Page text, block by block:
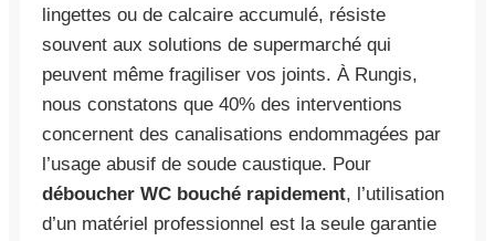
lingettes ou de calcaire accumulé, résiste
souvent aux solutions de supermarché qui
peuvent même fragiliser vos joints. À Rungis,
nous constatons que 40% des interventions
concernent des canalisations endommagées par
l’usage abusif de soude caustique. Pour
déboucher WC bouché rapidement, l’utilisation
d’un matériel professionnel est la seule garantie